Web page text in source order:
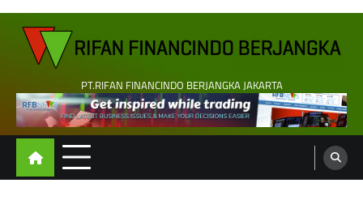
Skip
content
PT.RIFAN FINANCINDO BERJANGKA JAKARTA